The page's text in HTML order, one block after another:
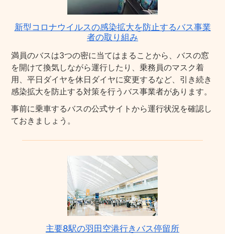
新型コロナウイルスの感染拡大を防止するバス事業
者の取り組み
満員のバスは3つの密に当てはまることから、バスの窓
を開けて換気しながら運行したり、乗務員のマスク着
用、平日ダイヤを休日ダイヤに変更するなど、引き続き
感染拡大を防止する対策を行うバス事業者があります。
事前に乗車するバスの公式サイトから運行状況を確認し
ておきましょう。
主要8駅の羽田空港行きバス停留所